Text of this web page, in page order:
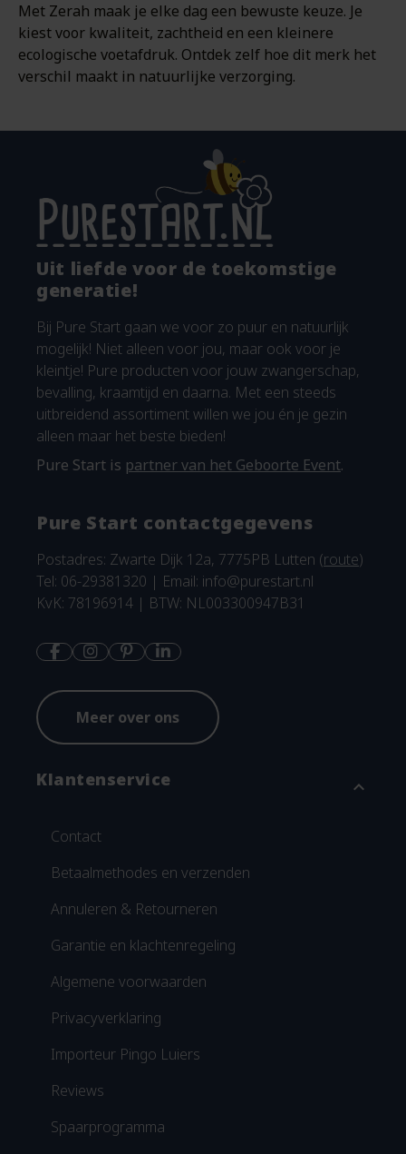
Met Zerah maak je elke dag een bewuste keuze. Je
kiest voor kwaliteit, zachtheid en een kleinere
ecologische voetafdruk. Ontdek zelf hoe dit merk het
verschil maakt in natuurlijke verzorging.
Uit liefde voor de toekomstige
generatie!
Bij Pure Start gaan we voor zo puur en natuurlijk
mogelijk! Niet alleen voor jou, maar ook voor je
kleintje! Pure producten voor jouw zwangerschap,
bevalling, kraamtijd en daarna. Met een steeds
uitbreidend assortiment willen we jou én je gezin
alleen maar het beste bieden!
Pure Start is partner van het Geboorte Event.
Pure Start contactgegevens
Postadres: Zwarte Dijk 12a, 7775PB Lutten (route)
Tel: 06-29381320 | Email: info@purestart.nl
KvK: 78196914 | BTW: NL003300947B31
Meer over ons
Klantenservice expand_more
Contact
Betaalmethodes en verzenden
Annuleren & Retourneren
Garantie en klachtenregeling
Algemene voorwaarden
Privacyverklaring
Importeur Pingo Luiers
Reviews
Spaarprogramma